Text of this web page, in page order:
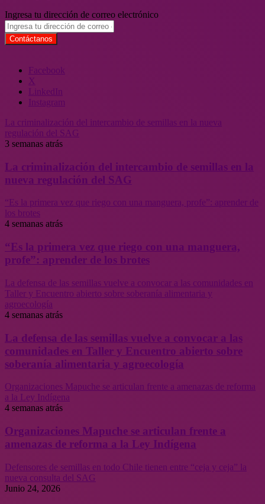
Ingresa tu dirección de correo electrónico
Facebook
X
LinkedIn
Instagram
La criminalización del intercambio de semillas en la nueva
regulación del SAG
3 semanas atrás
La criminalización del intercambio de semillas en la
nueva regulación del SAG
“Es la primera vez que riego con una manguera, profe”: aprender de
los brotes
4 semanas atrás
“Es la primera vez que riego con una manguera,
profe”: aprender de los brotes
La defensa de las semillas vuelve a convocar a las comunidades en
Taller y Encuentro abierto sobre soberanía alimentaria y
agroecología
4 semanas atrás
La defensa de las semillas vuelve a convocar a las
comunidades en Taller y Encuentro abierto sobre
soberanía alimentaria y agroecología
Organizaciones Mapuche se articulan frente a amenazas de reforma
a la Ley Indígena
4 semanas atrás
Organizaciones Mapuche se articulan frente a
amenazas de reforma a la Ley Indígena
Defensores de semillas en todo Chile tienen entre “ceja y ceja” la
nueva consulta del SAG
Junio 24, 2026